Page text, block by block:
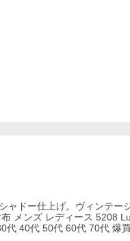
ャドー仕上げ。ヴィンテー
メンズ レディース 5208
代 40代 50代 60代 70代 爆買